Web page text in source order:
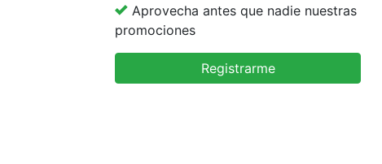
Aprovecha antes que nadie nuestras
promociones
Registrarme